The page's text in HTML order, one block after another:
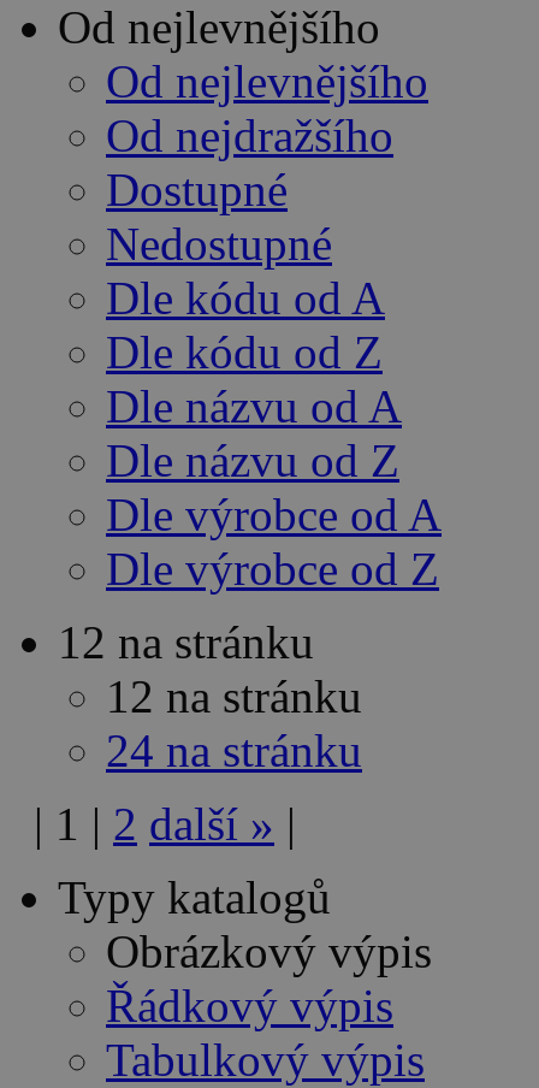
Od nejlevnějšího
Od nejlevnějšího
Od nejdražšího
Dostupné
Nedostupné
Dle kódu od A
Dle kódu od Z
Dle názvu od A
Dle názvu od Z
Dle výrobce od A
Dle výrobce od Z
12 na stránku
12 na stránku
24 na stránku
| 1 | 2 další » |
Typy katalogů
Obrázkový výpis
Řádkový výpis
Tabulkový výpis